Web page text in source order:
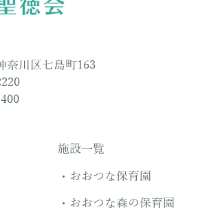
奈川区七島町163
施設一覧
おおつな保育園
おおつな森の保育園